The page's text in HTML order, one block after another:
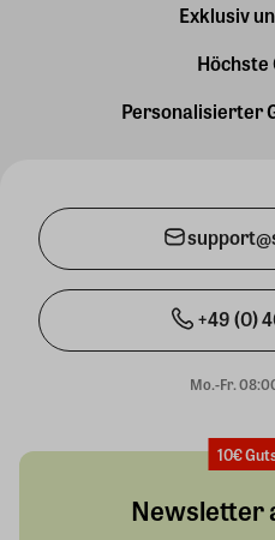
Exklusiv
Personalisierter
+49 (0)
Mo.-Fr.
10€
Newsletter